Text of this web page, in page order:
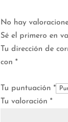
No hay
Sé el primero en
Tu dirección de
con*
Tu puntuación*
Tu valoración*